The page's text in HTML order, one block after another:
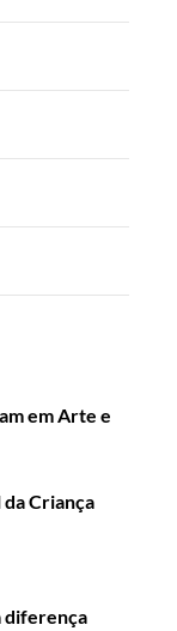
em Arte e
Criança
diferença